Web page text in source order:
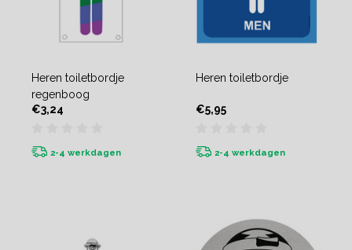
Heren toiletbordje
regenboog
€3,24
2-4 werkdagen
Heren toiletbordje
€5,95
2-4 werkdagen